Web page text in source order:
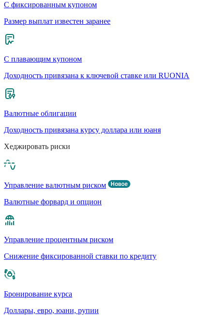
С фиксированным купоном
Размер выплат известен заранее
С плавающим купоном
Доходность привязана к ключевой ставке или RUONIA
Валютные облигации
Доходность привязана курсу доллара или юаня
Хеджировать риски
Управление валютным риском
Валютные форвард и опцион
Управление процентным риском
Cнижение фиксированной ставки по кредиту
Бронирование курса
Доллары, евро, юани, рупии